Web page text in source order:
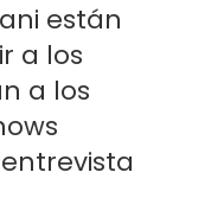
están
a los
a los